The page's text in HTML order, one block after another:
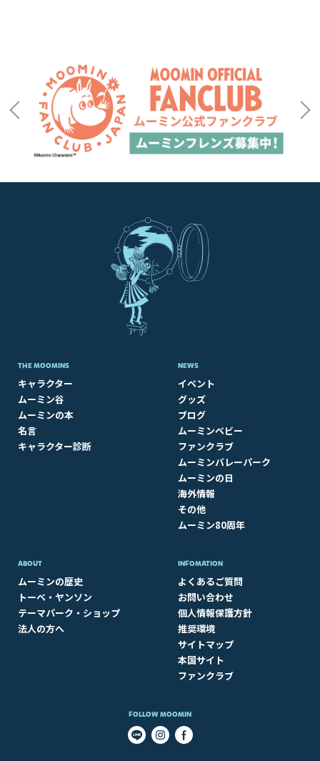
THE MOOMINS
キャラクター
ムーミン谷
ムーミンの本
名言
キャラクター診断
NEWS
イベント
グッズ
ブログ
ムーミンベビー
ファンクラブ
ムーミンバレーパーク
ムーミンの日
海外情報
その他
ムーミン80周年
ABOUT​
ムーミンの歴史
トーベ・ヤンソン
テーマパーク・ショップ
法人の方へ
INFOMATION
よくあるご質問
お問い合わせ
個人情報保護方針
推奨環境
サイトマップ
本国サイト
ファンクラブ
FOLLOW MOOMIN